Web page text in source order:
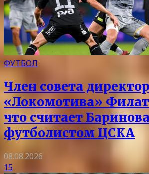
ФУТБОЛ
Член совета
«Локомотива»
что считает
футболистом ЦСКА
08.08.2026
15